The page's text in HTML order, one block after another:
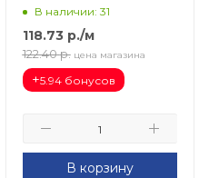
В наличии: 31
118.73р./м
122.40 р. цена магазина
+5.94 бонусов
В корзину